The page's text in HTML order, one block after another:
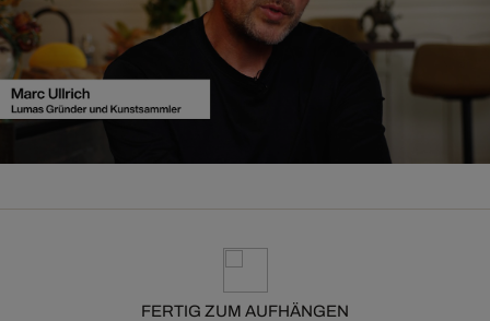
FERTIG ZUM AUFHÄNGEN